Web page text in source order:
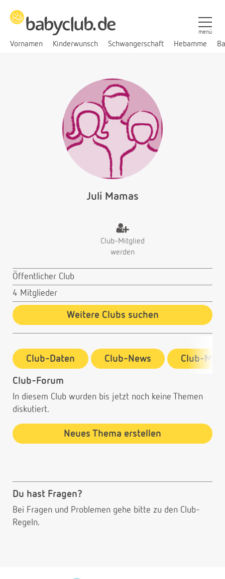
Vornamen Kinderwunsch Schwangerschaft Hebamme
menü
Juli Mamas
Club-Mitglied
werden
Öffentlicher Club
4 Mitglieder
Weitere Clubs suchen
Club-Daten Club-News Club-
Club-Forum
In diesem Club wurden bis jetzt noch keine Themen
diskutiert.
Neues Thema erstellen
Du hast Fragen?
Bei Fragen und Problemen gehe bitte zu den Club-
Regeln.